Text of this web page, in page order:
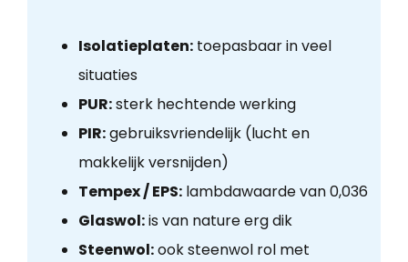
Isolatieplaten:toepasbaar in veel
situaties
PUR:sterk hechtende werking
PIR:gebruiksvriendelijk (lucht en
makkelijk versnijden)
Tempex / EPS:lambdawaarde van 0,036
Glaswol:is van nature erg dik
Steenwol:ook steenwol rol met